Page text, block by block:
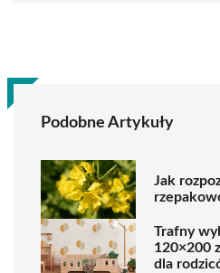
Podobne Artykuły
Jak
Trafny
120×200
dla